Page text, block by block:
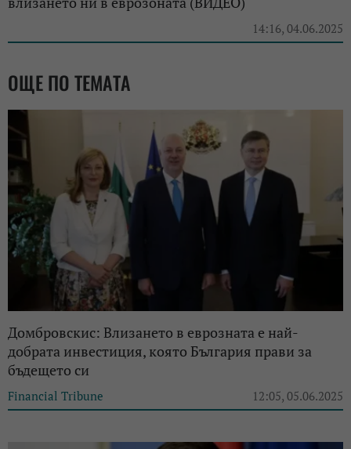
14:16, 04.06.2025
ОЩЕ ПО ТЕМАТА
Домбровскис: Влизането в еврозната е най-
добрата инвестиция, която България прави за
бъдещето си
Financial Tribune 12:05, 05.06.2025